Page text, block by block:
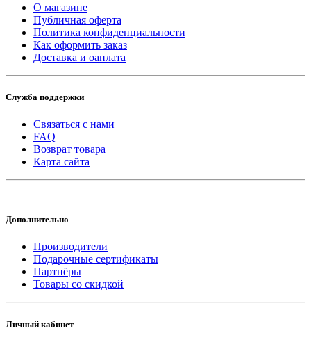
О магазине
Публичная оферта
Политика конфиденциальности
Как оформить заказ
Доставка и оаплата
Служба поддержки
Связаться с нами
FAQ
Возврат товара
Карта сайта
Дополнительно
Производители
Подарочные сертификаты
Партнёры
Товары со скидкой
Личный кабинет